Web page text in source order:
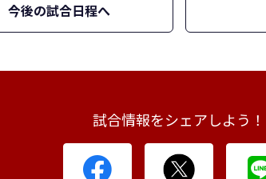
今後の試合日程へ
試合情報をシェアしよう！